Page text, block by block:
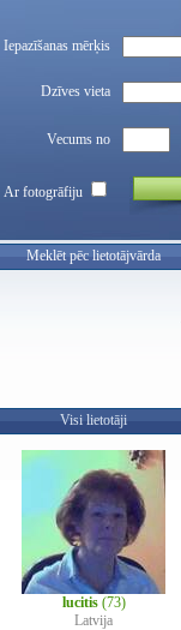
Iepazīšanas mērķis
Dzīves vieta
Vecums no
Ar fotogrāfiju
Meklēt pēc lietotājvārda
Visi lietotāji
lucitis(73)
Latvija